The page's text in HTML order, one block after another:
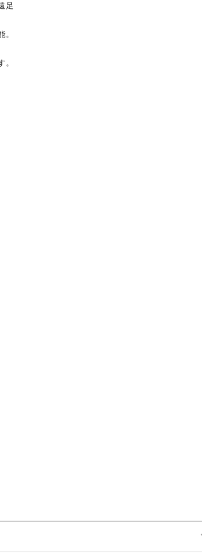
足